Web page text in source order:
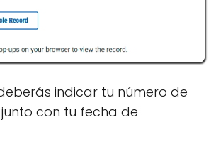
indicar tu número de
junto con tu fecha de